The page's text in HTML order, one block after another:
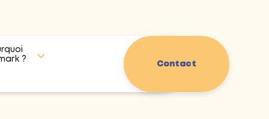
?
Contact